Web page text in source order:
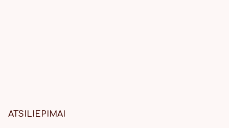
ATSILIEPIMAI